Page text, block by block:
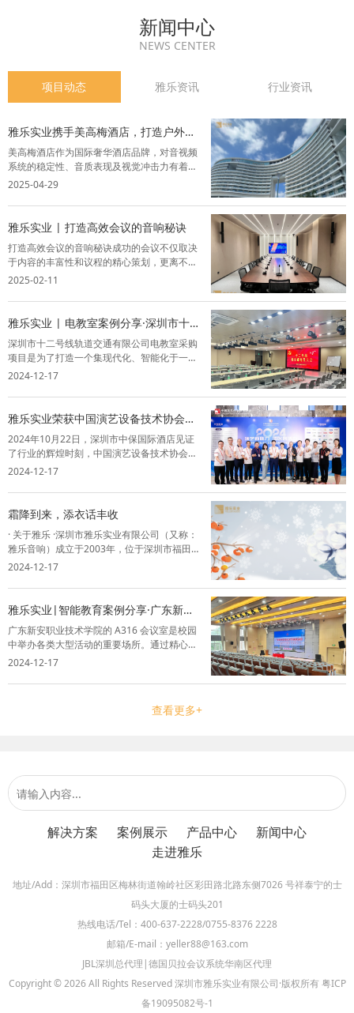
新闻中心
NEWS CENTER
项目动态 雅乐资讯 行业资讯
雅乐实业携手美高梅酒店，打造户外M
秀舞台视听盛宴
美高梅酒店作为国际奢华酒店品牌，对音视频
系统的稳定性、音质表现及视觉冲击力有着严
苛要求。雅乐实业凭借丰富的行业经验，为其
案，精选品牌设备，结合智能化控制技术，为
酒店呈现了一场声光交融的完美盛宴。项目背
景...
2025-04-29
雅乐实业 | 打造高效会议的音响秘诀
打造高效会议的音响秘诀成功的会议不仅取决
于内容的丰富性和议程的精心策划，更离不开
一套卓越的音视频系统。音视频系统能够让与
为与会者创造一个舒适、高效的交流环境。以
下是打造卓越会议音视频系统的几个关键因
素...
2025-02-11
雅乐实业 | 电教室案例分享·深圳市十二
号线轨道交通有限公司
深圳市十二号线轨道交通有限公司电教室采购
项目是为了打造一个集现代化、智能化于一体
的培训环境。这个新环境不仅将为员工提供一
他们的专业技能和工作效率，从而推动公司整
体发展。雅乐作为该项目的解决方案提供商
和...
2024-12-17
雅乐实业荣获中国演艺设备技术协会深
圳市办事处成立五周年突出贡献奖！
2024年10月22日，深圳市中保国际酒店见证
了行业的辉煌时刻，中国演艺设备技术协会深
圳市办事处成立五周年庆典暨技术交流会盛大
公司荣幸出席，并在行业中留下了浓墨重彩的
一笔。会议汇集了行业内的专家、企业...
2024-12-17
霜降到来，添衣话丰收
· 关于雅乐 ·深圳市雅乐实业有限公司（又称：
雅乐音响）成立于2003年，位于深圳市福田区
祥泰宁的士码头大厦二楼，是集方案设计、安
范围涵盖政府机关、医疗、教育、金融、文旅
等，是行业内少有的专业型智能音...
2024-12-17
雅乐实业|智能教育案例分享·广东新安
职业技术学院
广东新安职业技术学院的 A316 会议室是校园
中举办各类大型活动的重要场所。通过精心的
空间布局、声学优化和设备调试，能够为师生
教学的吸引力和提升空间的使用效率。雅乐实
2024-12-17
查看更多+
解决方案 案例展示 产品中心
新闻中心
走进雅乐
地址/Add：深圳市福田区梅林街道翰岭社区彩田路北路东侧7026 号祥泰宁的士
码头大厦的士码头201
热线电话/Tel：400-637-2228/0755-8376 2228
邮箱/E-mail：yeller88@163.com
JBL深圳总代理|德国贝拉会议系统华南区代理
Copyright © 2026 All Rights Reserved 深圳市雅乐实业有限公司·版权所有粤ICP
备19095082号-1